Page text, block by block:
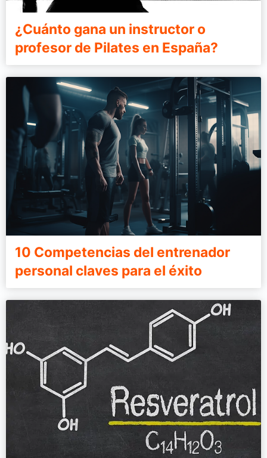
¿Cuánto gana un instructor o
profesor de Pilates en España?
10 Competencias del entrenador
personal claves para el éxito